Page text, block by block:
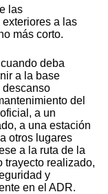
las
a las
más corto.
deba
a la base
descanso
del
a un
a una estación
otros lugares
a la ruta de la
trayecto realizado,
y
en el ADR.